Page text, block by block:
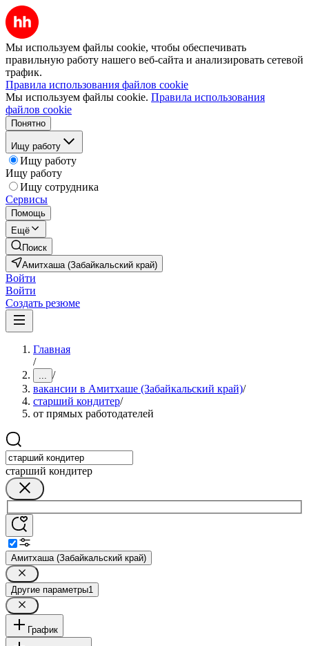
Мы используем файлы cookie, чтобы обеспечивать
правильную работу нашего веб-сайта и анализировать сетевой
трафик.
Правила использования файлов cookie
Мы используем файлы cookie. Правила использования
файлов cookie
Понятно
Ищу работу
Ищу работу
Ищу работу
Ищу сотрудника
Сервисы
Помощь
Ещё
Поиск
Амитхаша (Забайкальский край)
Войти
Войти
Создать резюме
Главная
/
... /
вакансии в Амитхаше (Забайкальский край)/
старший кондитер/
от прямых работодателей
старший кондитер
Амитхаша (Забайкальский край)
Другие параметры1
График